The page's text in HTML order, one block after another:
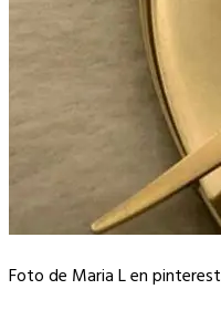
Foto de Maria L en pinterest